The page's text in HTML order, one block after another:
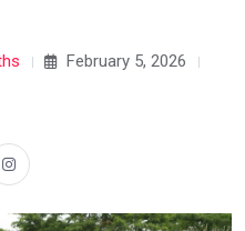
February 5, 2026